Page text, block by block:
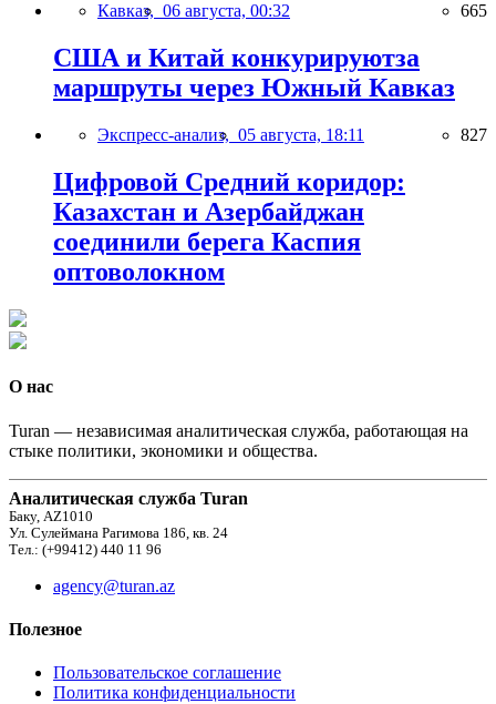
Кавказ, 06 августа, 00:32 665
США и Китай конкурируютза
маршруты через Южный Кавказ
Экспресс-анализ, 05 августа, 18:11 827
Цифровой Средний коридор:
Казахстан и Азербайджан
соединили берега Каспия
оптоволокном
О нас
Turan — независимая аналитическая служба, работающая на
стыке политики, экономики и общества.
Аналитическая служба Turan
Баку, AZ1010
Ул. Сулеймана Рагимова 186, кв. 24
Тел.: (+99412) 440 11 96
agency@turan.az
Полезное
Пользовательское соглашение
Политика конфиденциальности